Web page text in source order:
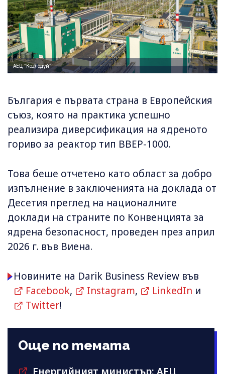
АЕЦ "Козлодуй"
България е първата страна в Европейския
съюз, която на практика успешно
реализира диверсификация на ядреното
гориво за реактор тип ВВЕР-1000.
Това беше отчетено като област за добро
изпълнение в заключенията на доклада от
Десетия преглед на националните
доклади на страните по Конвенцията за
ядрена безопасност, проведен през април
2026 г. във Виена.
Новините на Darik Business Review във
Facebook, Instagram, LinkedIn и
Twitter!
Още по темата